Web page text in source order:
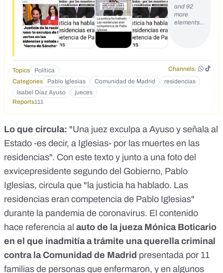
https://www.facebook.com/lanaciondigital1es/posts/651366
245516192 La justicia da la razón a Ayuso: la exculpa de las
muertes en las residencias y señala al Gobierno de Sánchez
and 92
more
elements…
Topics Política
Channels:
Categories
Pablo Iglesias Comunidad de Madrid
residencias
Isabel Díaz Ayuso
jueces
Reports111
Lo que circula: "Una juez exculpa a Ayuso y señala al
Estado -es decir, a Iglesias- por las muertes en las
residencias". Con este texto y junto a una foto del
exvicepresidente segundo del Gobierno, Pablo
Iglesias, circula que "la justicia ha hablado. Las
residencias eran competencia de Pablo Iglesias"
durante la pandemia de coronavirus. El contenido
hace referencia al auto de la jueza Mónica Boticario
en el que inadmitía a trámite una querella criminal
contra la Comunidad de Madrid presentada por 11
familias de personas que enfermaron, y en algunos